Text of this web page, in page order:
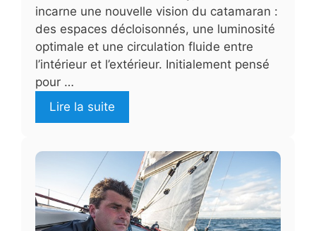
incarne une nouvelle vision du catamaran :
des espaces décloisonnés, une luminosité
optimale et une circulation fluide entre
l’intérieur et l’extérieur. Initialement pensé
pour …
Lire la suite